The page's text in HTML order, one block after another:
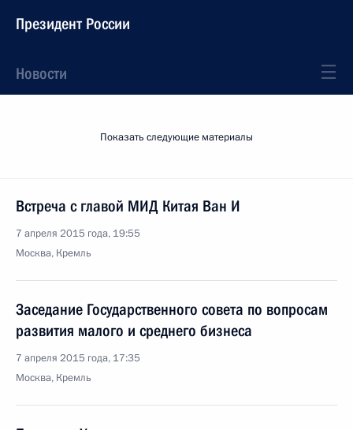
Президент России
Новости
Показать следующие материалы
Встреча с главой МИД Китая Ван И
7 апреля 2015 года, 19:55
Москва, Кремль
Заседание Государственного совета по вопросам
развития малого и среднего бизнеса
7 апреля 2015 года, 17:35
Москва, Кремль